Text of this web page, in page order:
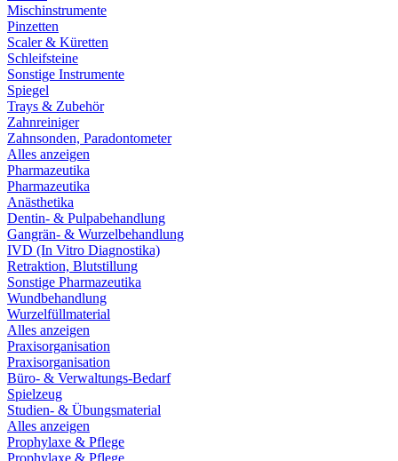
Mischinstrumente
Pinzetten
Scaler & Küretten
Schleifsteine
Sonstige Instrumente
Spiegel
Trays & Zubehör
Zahnreiniger
Zahnsonden, Paradontometer
Alles anzeigen
Pharmazeutika
Pharmazeutika
Anästhetika
Dentin- & Pulpabehandlung
Gangrän- & Wurzelbehandlung
IVD (In Vitro Diagnostika)
Retraktion, Blutstillung
Sonstige Pharmazeutika
Wundbehandlung
Wurzelfüllmaterial
Alles anzeigen
Praxisorganisation
Praxisorganisation
Büro- & Verwaltungs-Bedarf
Spielzeug
Studien- & Übungsmaterial
Alles anzeigen
Prophylaxe & Pflege
Prophylaxe & Pflege